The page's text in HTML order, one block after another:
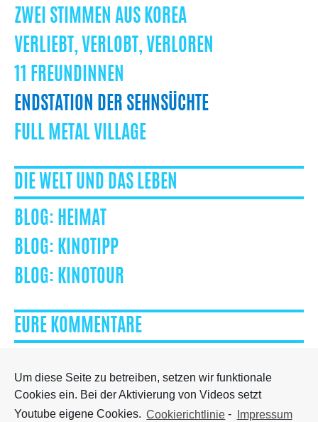
Um diese Seite zu betreiben, setzen wir funktionale
Cookies ein. Bei der Aktivierung von Videos setzt
Youtube eigene Cookies. Cookierichtlinie - Impressum
ZWEI STIMMEN AUS KOREA
VERLIEBT, VERLOBT, VERLOREN
11 FREUNDINNEN
ENDSTATION DER SEHNSÜCHTE
FULL METAL VILLAGE
DIE WELT UND DAS LEBEN
HEIMAT
KINOTIPP
KINOTOUR
EURE KOMMENTARE